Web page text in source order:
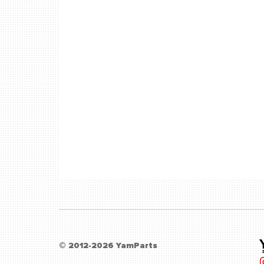
© 2012-2026 YamParts